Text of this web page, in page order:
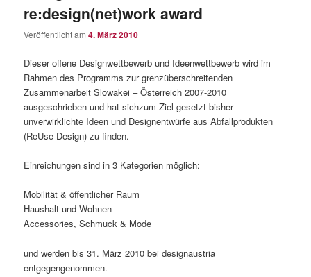
re:design(net)work award
Veröffentlicht am4. März 2010
Dieser offene Designwettbewerb und Ideenwettbewerb wird im
Rahmen des Programms zur grenzüberschreitenden
Zusammenarbeit Slowakei – Österreich 2007-2010
ausgeschrieben und hat sichzum Ziel gesetzt bisher
unverwirklichte Ideen und Designentwürfe aus Abfallprodukten
(ReUse-Design) zu finden.
Einreichungen sind in 3 Kategorien möglich:
Mobilität & öffentlicher Raum
Haushalt und Wohnen
Accessories, Schmuck & Mode
und werden bis 31. März 2010 bei designaustria
entgegengenommen.